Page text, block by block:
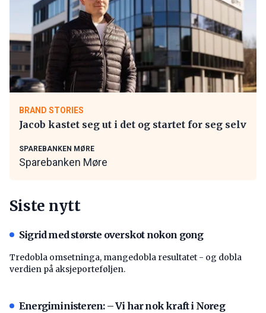
BRAND STORIES
Jacob kastet seg ut i det og startet for seg selv
SPAREBANKEN MØRE
Sparebanken Møre
Siste nytt
Sigrid med største overskot nokon gong
Tredobla omsetninga, mangedobla resultatet - og dobla
verdien på aksjeporteføljen.
Energiministeren: – Vi har nok kraft i Noreg